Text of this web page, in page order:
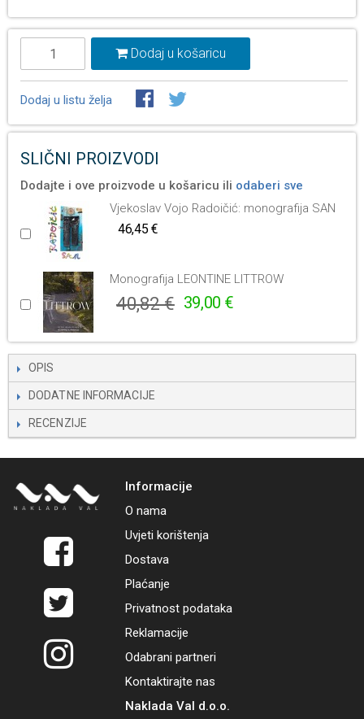
Dodaj u košaricu
Dodaj u listu želja
SLIČNI PROIZVODI
Dodajte i ove proizvode u košaricu ili odaberi sve
Vjekoslav Vojo Radoičić: monografija SAN
46,45 €
Monografija LEONTINE LITTROW
40,82 € 39,00 €
OPIS
DODATNE INFORMACIJE
RECENZIJE
Informacije
O nama
Uvjeti korištenja
Dostava
Plaćanje
Privatnost podataka
Reklamacije
Odabrani partneri
Kontaktirajte nas
Naklada Val d.o.o.